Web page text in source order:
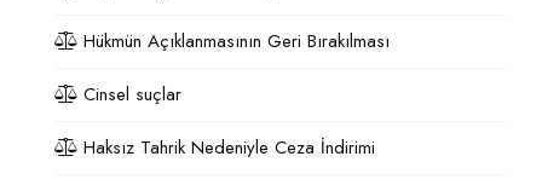
Hükmün Açıklanmasının Geri Bırakılması
Cinsel suçlar
Haksız Tahrik Nedeniyle Ceza İndirimi